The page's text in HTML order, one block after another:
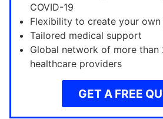
COVID-19
Flexibility to create your own
Tailored medical support
Global network of more than
healthcare providers
GET A FREE